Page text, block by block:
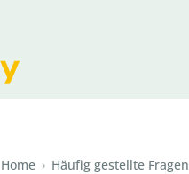
Home › Häufig gestellte Fragen